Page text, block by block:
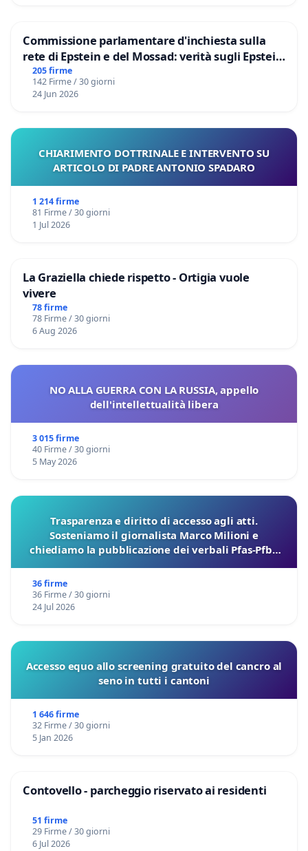
Commissione parlamentare d'inchiesta sulla
rete di Epstein e del Mossad: verità sugli Epstein
Files
205 firme
142 Firme / 30 giorni
24 Jun 2026
CHIARIMENTO DOTTRINALE E INTERVENTO SU
ARTICOLO DI PADRE ANTONIO SPADARO
1 214 firme
81 Firme / 30 giorni
1 Jul 2026
La Graziella chiede rispetto - Ortigia vuole
vivere
78 firme
78 Firme / 30 giorni
6 Aug 2026
NO ALLA GUERRA CON LA RUSSIA, appello
dell'intellettualità libera
3 015 firme
40 Firme / 30 giorni
5 May 2026
Trasparenza e diritto di accesso agli atti.
Sosteniamo il giornalista Marco Milioni e
chiediamo la pubblicazione dei verbali Pfas-Pfba
36 firme
36 Firme / 30 giorni
24 Jul 2026
Accesso equo allo screening gratuito del cancro al
seno in tutti i cantoni
1 646 firme
32 Firme / 30 giorni
5 Jan 2026
Contovello - parcheggio riservato ai residenti
51 firme
29 Firme / 30 giorni
6 Jul 2026